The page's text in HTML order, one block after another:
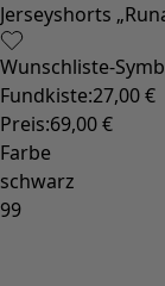
Jerseyshorts
Wunschliste-
Fundkiste:27,00 €
Preis:69,00 €
Farbe
schwarz
99